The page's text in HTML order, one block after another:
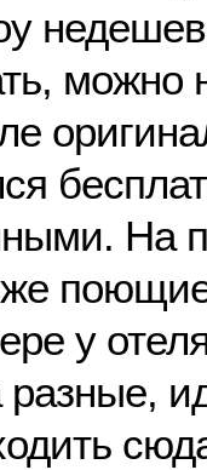
можно
На
же
у
разные,